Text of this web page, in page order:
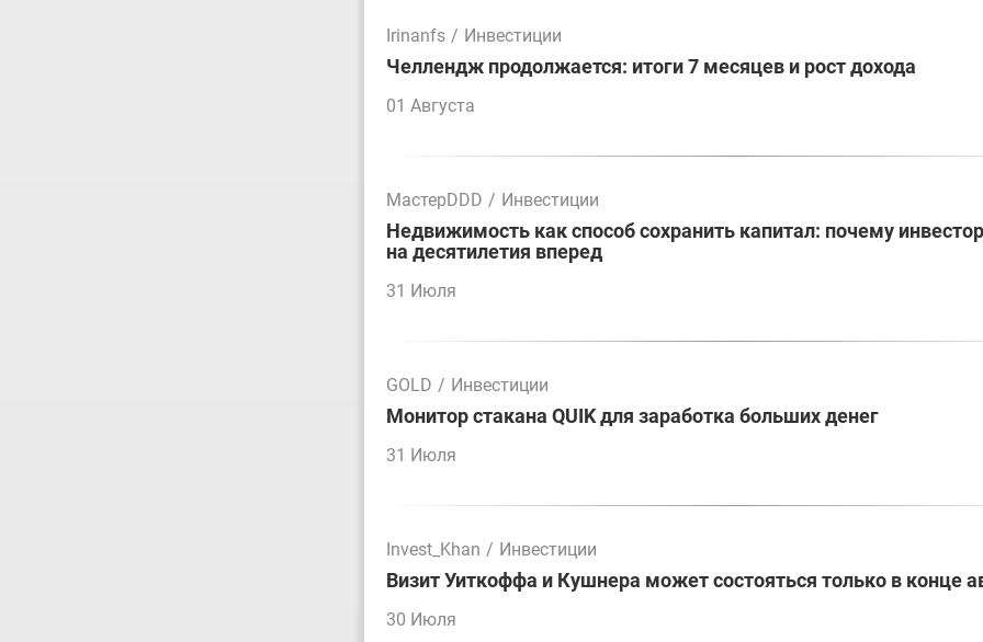
Irinanfs / Инвестиции
Челлендж продолжается: итоги 7 месяцев и рост дохода
01 Августа
МастерDDD / Инвестиции
Недвижимость как способ сохранить капитал: почему
на десятилетия вперед
31 Июля
GOLD / Инвестиции
Монитор стакана QUIK для заработка больших денег
31 Июля
Invest_Khan / Инвестиции
Визит Уиткоффа и Кушнера может состояться только в конце
30 Июля